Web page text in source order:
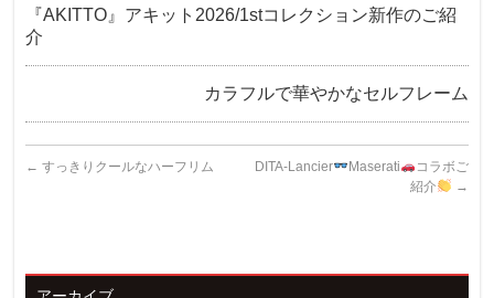
『AKITTO』アキット2026/1stコレクション新作のご紹
介
カラフルで華やかなセルフレーム
← すっきりクールなハーフリム DITA-Lancier Maserati
コラボご
紹介
→